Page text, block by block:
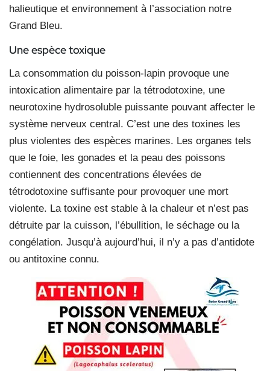
halieutique et environnement à l’association notre
Grand Bleu.
Une espèce toxique
La consommation du poisson-lapin provoque une
intoxication alimentaire par la tétrodotoxine, une
neurotoxine hydrosoluble puissante pouvant affecter le
système nerveux central. C’est une des toxines les
plus violentes des espèces marines. Les organes tels
que le foie, les gonades et la peau des poissons
contiennent des concentrations élevées de
tétrodotoxine suffisante pour provoquer une mort
violente. La toxine est stable à la chaleur et n’est pas
détruite par la cuisson, l’ébullition, le séchage ou la
congélation. Jusqu’à aujourd’hui, il n’y a pas d’antidote
ou antitoxine connu.